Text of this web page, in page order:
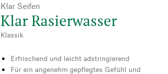
Klar Seifen
Klar Rasierwasser
Klassik
Erfrischend und leicht adstringierend
Für ein angenehm gepflegtes Gefühl und